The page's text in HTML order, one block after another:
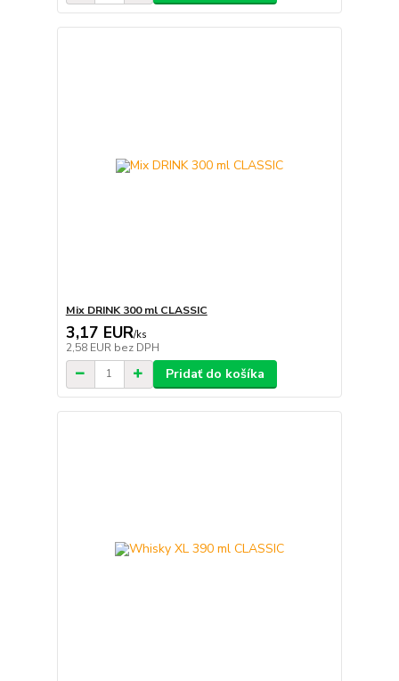
Mix DRINK 300 ml CLASSIC
3,17 EUR/ks
2,58 EUR bez DPH
Pridať do košíka